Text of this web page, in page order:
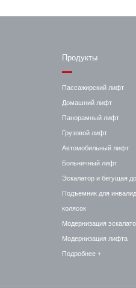
Продукты
Пассажирский лифт
Домашний лифт
Панорамный лифт
Грузовой лифт
Автомобильный лифт
Больничный лифт
Эскалатор и бегущая
Подъемник для
колясок
Модернизация
Модернизация лифта
Подробнее +